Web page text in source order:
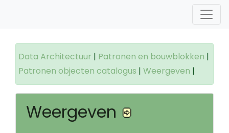
Data Architectuur | Patronen en bouwblokken |
Patronen objecten catalogus | Weergeven |
Weergeven